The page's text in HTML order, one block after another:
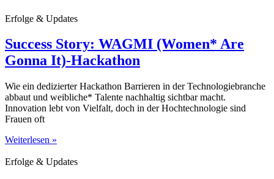
Erfolge & Updates
Success Story: WAGMI (Women* Are
Gonna It)-Hackathon
Wie ein dedizierter Hackathon Barrieren in der Technologiebranche
abbaut und weibliche* Talente nachhaltig sichtbar macht.
Innovation lebt von Vielfalt, doch in der Hochtechnologie sind
Frauen oft
Weiterlesen »
Erfolge & Updates